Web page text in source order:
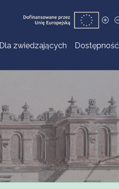
Dla zwiedzających Dostępność